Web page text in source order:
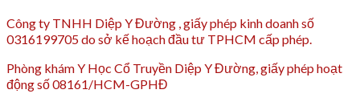
Công ty TNHH Diệp Y Đường , giấy phép kinh doanh số
0316199705 do sở kế hoạch đầu tư TPHCM cấp phép.
Phòng khám Y Học Cổ Truyền Diệp Y Đường, giấy phép hoạt
động số 08161/HCM-GPHĐ